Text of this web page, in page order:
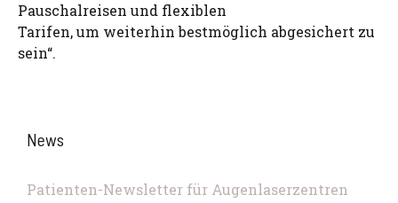
Pauschalreisen und flexiblen
Tarifen, um weiterhin bestmöglich abgesichert zu
sein“.
News
Patienten-Newsletter für Augenlaserzentren